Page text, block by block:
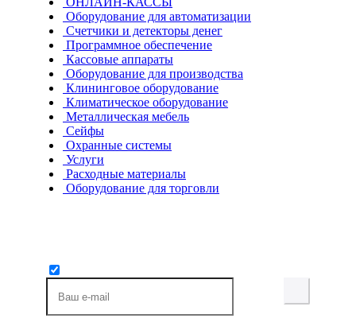
569267ffcc8e
96ccb3ee-8cd7-11f1-bc99-
569267ffcc8e
3847a908-8cbf-11f1-bc99-
569267ffcc8e
Оборудование для автоматизации
Счетчики и детекторы денег
Программное обеспечение
Кассовые аппараты
Оборудование для производства
Клининговое оборудование
Климатическое оборудование
Металлическая мебель
Сейфы
Охранные системы
Услуги
Расходные материалы
Оборудование для торговли